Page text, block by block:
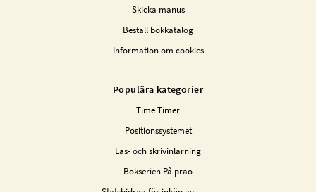
Skicka manus
Beställ bokkatalog
Information om cookies
Populära kategorier
Time Timer
Positionssystemet
Läs- och skrivinlärning
Bokserien På prao